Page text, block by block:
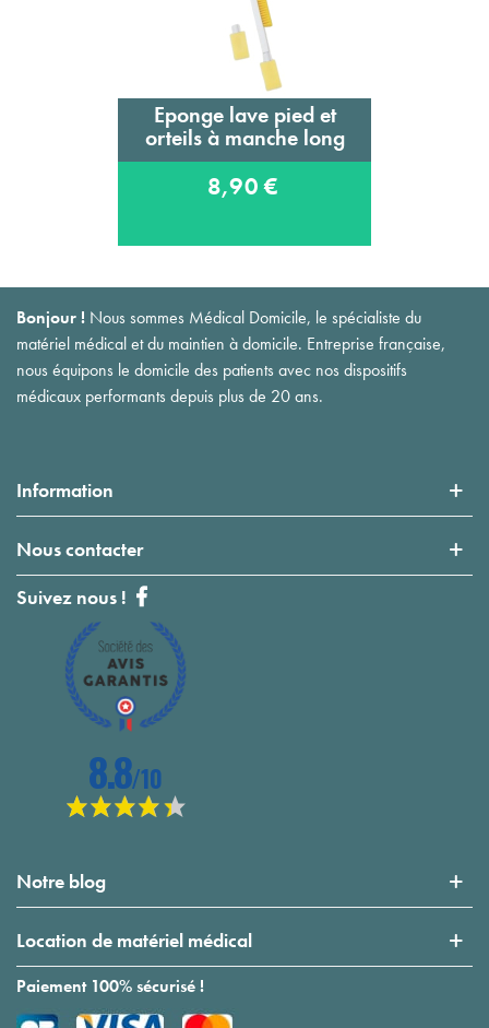
Eponge lave pied et
orteils à manche long
8,90 €
Bonjour ! Nous sommes Médical Domicile, le spécialiste du
matériel médical et du maintien à domicile. Entreprise française,
nous équipons le domicile des patients avec nos dispositifs
médicaux performants depuis plus de 20 ans.
Information
Nous contacter
Suivez nous !
Notre blog
Location de matériel médical
Paiement 100% sécurisé !